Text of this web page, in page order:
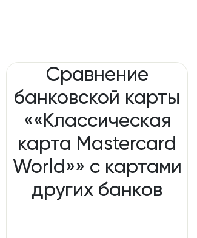
Сравнение
банковской карты
««Классическая
карта Mastercard
World»» с картами
других банков